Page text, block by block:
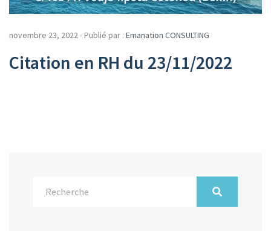
novembre 23, 2022 - Publié par : Emanation CONSULTING
Citation en RH du 23/11/2022